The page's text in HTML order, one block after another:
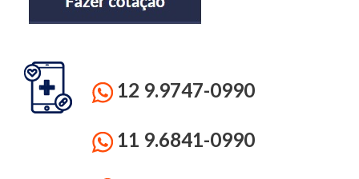
12 9.9747-0990
11 9.6841-0990